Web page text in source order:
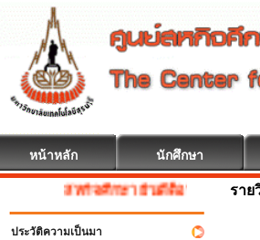
หน้าหลัก นักศึกษา
สหกิจศึกษา ยินดีต้อนรับ
ประวัติความเป็นมา
ราย